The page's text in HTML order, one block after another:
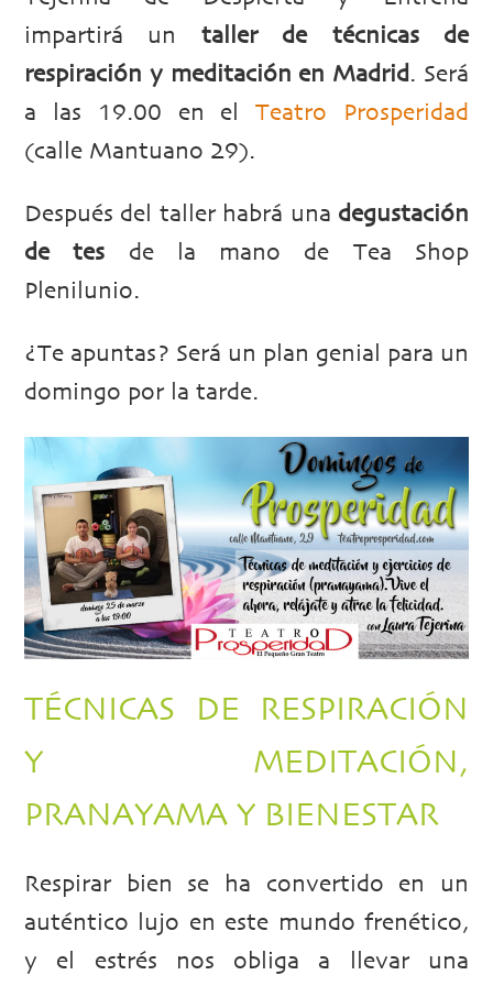
impartirá un taller de técnicas de
respiración y meditación en Madrid . Será
a las 19.00 en elTeatro Prosperidad
(calle Mantuano 29).
Después del taller habrá una degustación
de tes de la mano de Tea Shop
Plenilunio.
¿Te apuntas? Será un plan genial para un
domingo por la tarde.
TÉCNICAS DE RESPIRACIÓN
Y MEDITACIÓN,
PRANAYAMA Y BIENESTAR
Respirar bien se ha convertido en un
auténtico lujo en este mundo frenético,
y el estrés nos obliga a llevar una